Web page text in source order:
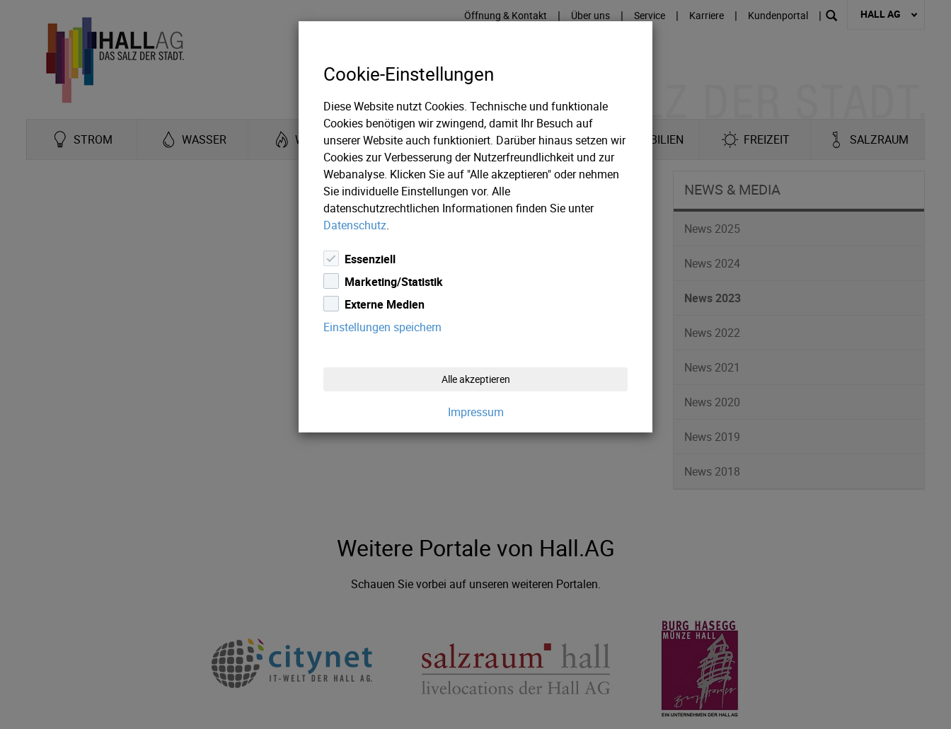
Öffnung & Kontakt | Über uns | Service | Karriere | Kundenportal | HALL AG
STROM WASSER WÄRME KÄLTE IT IMMOBILIEN FREIZEIT SALZRAUM
NEWS & MEDIA
News 2025
News 2024
News 2023
News 2022
News 2021
News 2020
News 2019
News 2018
Weitere Portale von Hall.AG
Schauen Sie vorbei auf unseren weiteren Portalen.
Cookie-Einstellungen
Diese Website nutzt Cookies. Technische und funktionale
Cookies benötigen wir zwingend, damit Ihr Besuch auf
unserer Website auch funktioniert. Darüber hinaus setzen wir
Cookies zur Verbesserung der Nutzerfreundlichkeit und zur
Webanalyse. Klicken Sie auf "Alle akzeptieren" oder nehmen
Sie individuelle Einstellungen vor. Alle
datenschutzrechtlichen Informationen finden Sie unter
Datenschutz.
Essenziell
Marketing/Statistik
Externe Medien
Einstellungen speichern
Alle akzeptieren
Impressum